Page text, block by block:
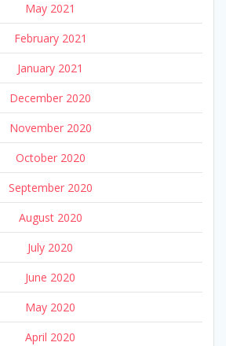
May 2021
February 2021
January 2021
December 2020
November 2020
October 2020
September 2020
August 2020
July 2020
June 2020
May 2020
April 2020